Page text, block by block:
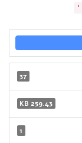
37
259.43 KB
1